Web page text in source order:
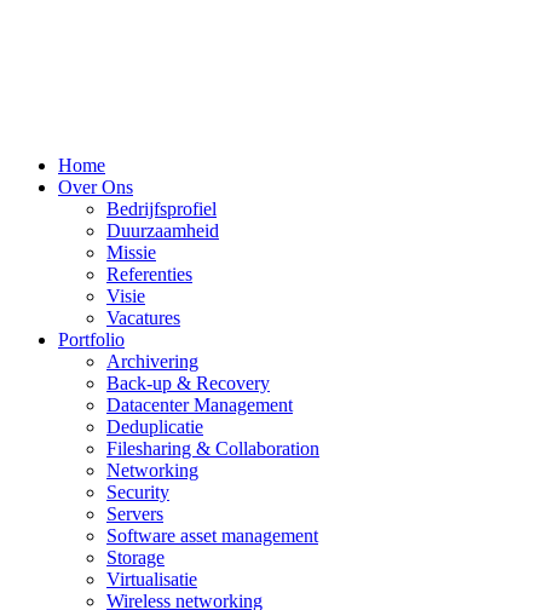
Home
Over Ons
Bedrijfsprofiel
Duurzaamheid
Missie
Referenties
Visie
Vacatures
Portfolio
Archivering
Back-up & Recovery
Datacenter Management
Deduplicatie
Filesharing & Collaboration
Networking
Security
Servers
Software asset management
Storage
Virtualisatie
Wireless networking